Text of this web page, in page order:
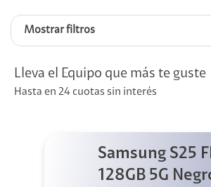
Mostrar filtros
Lleva el Equipo que más te guste
Hasta en 24 cuotas sin interés
Samsung S25
128GB 5G